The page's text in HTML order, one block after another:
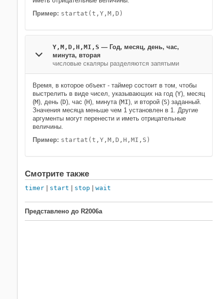
Пример: startat(t,Y,M,D)
Y,M,D,H,MI,S — Год, месяц, день, час,
минута, вторая
числовые скаляры разделяются запятыми
Время, в которое объект - таймер состоит в том, чтобы
выстрелить в виде чисел, указывающих на год (Y), месяц
(M), день (D), час (H), минута (MI), и второй (S) заданный.
Значения месяца меньше чем 1 установлен в 1. Другие
аргументы могут перенести и иметь отрицательные
величины.
Пример: startat(t,Y,M,D,H,MI,S)
Смотрите также
timer start stop wait
Представлено до R2006a